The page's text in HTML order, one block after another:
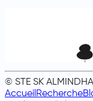
© STE SK
AccueilRecherche